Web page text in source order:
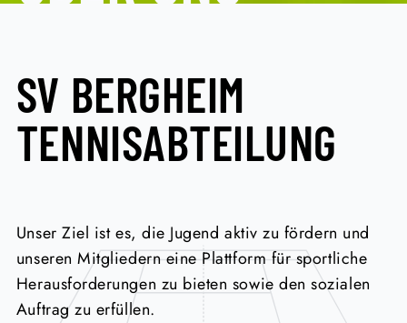
SV BERGHEIM
TENNISABTEILUNG
Unser Ziel ist es, die Jugend aktiv zu fördern und
unseren Mitgliedern eine Plattform für sportliche
Herausforderungen zu bieten sowie den sozialen
Auftrag zu erfüllen.